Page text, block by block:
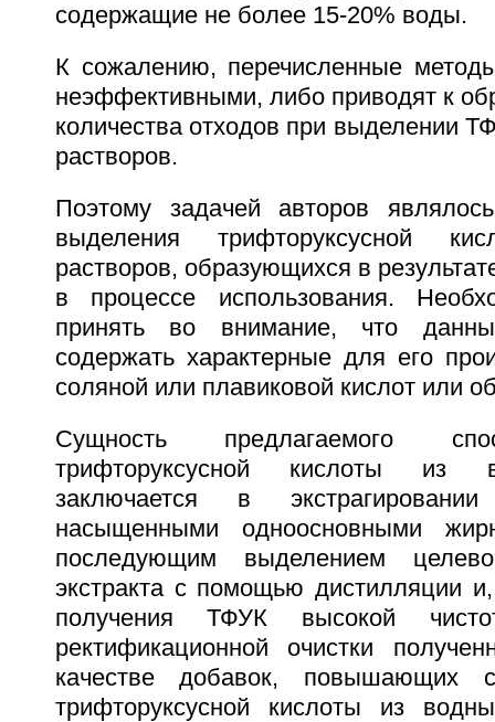
содержащие не более 15-20% воды.
К сожалению, перечисленные
неэффективными, либо приводят к
количества отходов при выделении
растворов.
Поэтому задачей авторов
выделения трифторуксусной
растворов, образующихся в
в процессе использования.
принять во внимание, что
содержать характерные для его
соляной или плавиковой кислот или
Сущность предлагаемого
трифторуксусной кислоты из
заключается в
насыщенными одноосновными
последующим выделением
экстракта с помощью дистилляции
получения ТФУК высокой
ректификационной очистки
качестве добавок, повышающих
трифторуксусной кислоты из